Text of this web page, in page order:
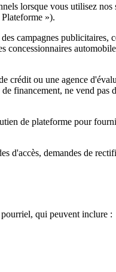
lorsque vous utilisez nos
»).
campagnes publicitaires,
concessionnaires
crédit ou une agence
financement, ne vend pas
de plateforme pour
d'accès, demandes de
qui peuvent inclure :